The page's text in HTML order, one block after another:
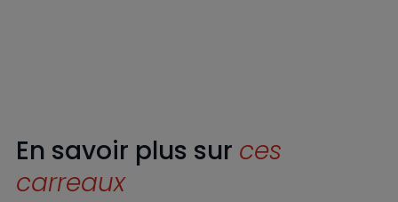
En savoir plus sur ces
carreaux